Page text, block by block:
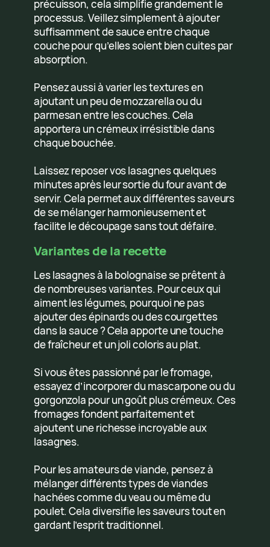
précuisson, cela simplifie grandement le
processus. Veillez simplement à ajouter
suffisamment de sauce entre chaque
couche pour qu’elles soient bien cuites par
absorption.
Pensez aussi à varier les textures en
ajoutant un peu de mozzarella ou du
parmesan entre les couches. Cela
apportera un crémeux irrésistible dans
chaque bouchée.
Laissez reposer vos lasagnes quelques
minutes après leur sortie du four avant de
servir. Cela permet aux différentes saveurs
de se mélanger harmonieusement et
facilite le découpage sans tout défaire.
Variantes de la recette
Les lasagnes à la bolognaise se prêtent à
de nombreuses variantes. Pour ceux qui
aiment les légumes, pourquoi ne pas
ajouter des épinards ou des courgettes
dans la sauce ? Cela apporte une touche
de fraîcheur et un joli coloris au plat.
Si vous êtes passionné par le fromage,
essayez d’incorporer du mascarpone ou du
gorgonzola pour un goût plus crémeux. Ces
fromages fondent parfaitement et
ajoutent une richesse incroyable aux
lasagnes.
Pour les amateurs de viande, pensez à
mélanger différents types de viandes
hachées comme du veau ou même du
poulet. Cela diversifie les saveurs tout en
gardant l’esprit traditionnel.